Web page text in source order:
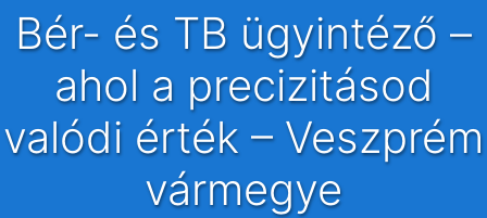
Bér- és TB ügyintéző –
ahol a precizitásod
valódi érték – Veszprém
vármegye